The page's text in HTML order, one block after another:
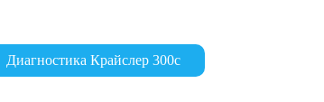
Диагностика Крайслер 300с